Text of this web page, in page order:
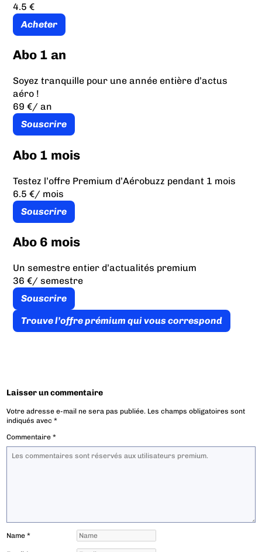
4.5 €
Acheter
Abo 1 an
Soyez tranquille pour une année entière d’actus
aéro !
69 €/ an
Souscrire
Abo 1 mois
Testez l’offre Premium d’Aérobuzz pendant 1 mois
6.5 €/ mois
Souscrire
Abo 6 mois
Un semestre entier d’actualités premium
36 €/ semestre
Souscrire
Trouve l’offre prémium qui vous correspond
Laisser un commentaire
Votre adresse e-mail ne sera pas publiée. Les champs obligatoires sont
indiqués avec*
Commentaire*
Name*